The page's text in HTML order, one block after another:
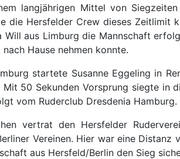
langjährigen Mittel von
die Hersfelder Crew dieses Zeitlimit
Will aus Limburg die Mannschaft
Hause nehmen konnte.
startete Susanne Eggeling in
50 Sekunden Vorsprung siegte in
vom Ruderclub Dresdenia Hamburg.
vertrat den Hersfelder
Vereinen. Hier war eine
aus Hersfeld/Berlin den Sieg